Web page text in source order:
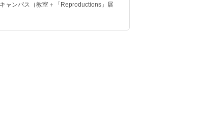
ャンパス（教室＋「Reproductions」展